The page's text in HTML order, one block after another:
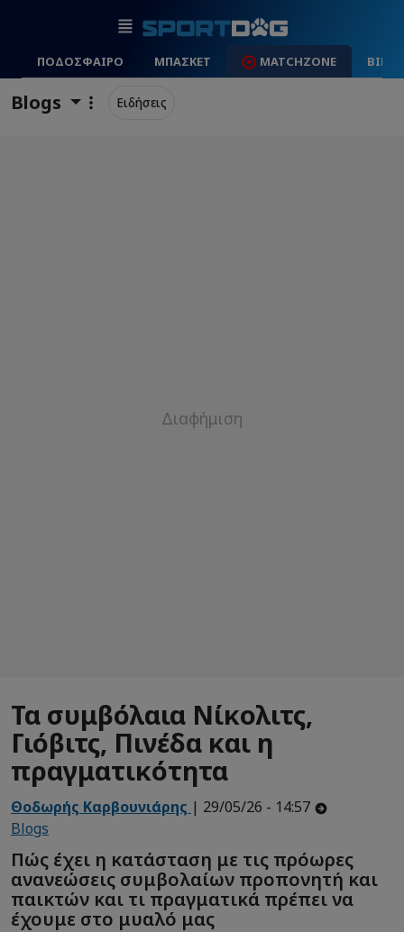
ΠΟΔΟΣΦΑΙΡΟ ΜΠΑΣΚΕΤ MATCHZONE
Blogs Ειδήσεις
Τα συμβόλαια Νίκολιτς,
Γιόβιτς, Πινέδα και η
πραγματικότητα
Θοδωρής Καρβουνιάρης | 29/05/26 - 14:57
Blogs
Πώς έχει η κατάσταση με τις πρόωρες
ανανεώσεις συμβολαίων προπονητή και
παικτών και τι πραγματικά πρέπει να
έχουμε στο μυαλό μας